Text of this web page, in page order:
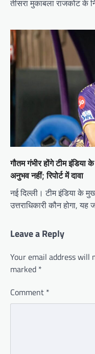
तीसरा मुकाबला राजकोट के
गौतम गंभीर होंगे टीम
अनुभव नहीं; रिपोर्ट में दावा
नई दिल्ली। टीम इंडिया के
उत्तराधिकारी कौन होगा,
Leave a Reply
Your email address will
marked *
Comment *